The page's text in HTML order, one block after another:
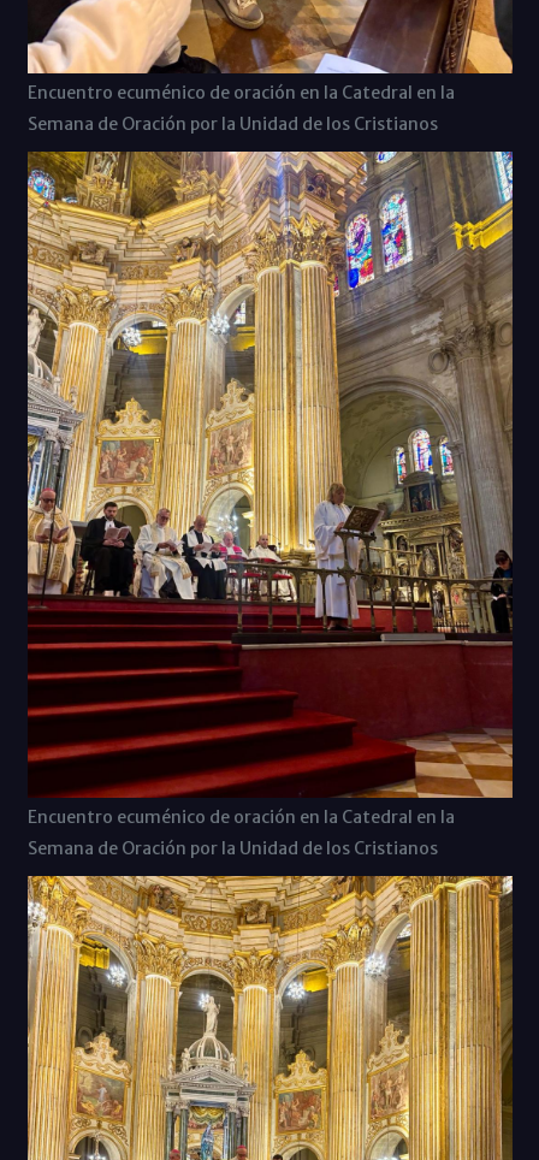
Encuentro ecuménico de oración en la Catedral en la
Semana de Oración por la Unidad de los Cristianos
Encuentro ecuménico de oración en la Catedral en la
Semana de Oración por la Unidad de los Cristianos